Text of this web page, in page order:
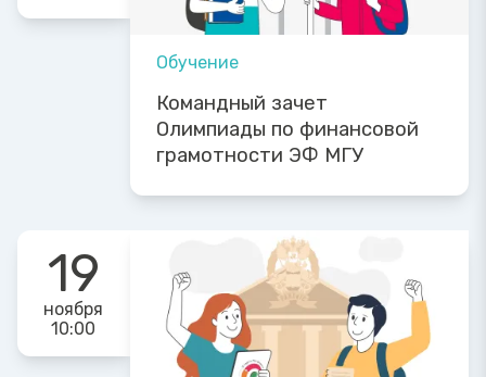
Обучение
Командный зачет
Олимпиады по финансовой
грамотности ЭФ МГУ
19
ноября
10:00